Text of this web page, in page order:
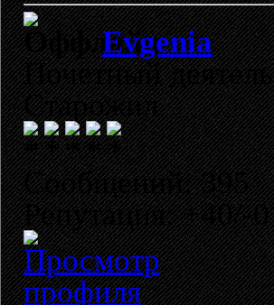
Evgenia
Почетный деятель
Старожил
Сообщений: 395
Репутация: +40/-0